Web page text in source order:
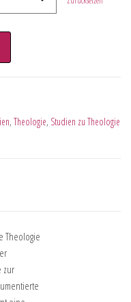
, Theologie, Studien zu Theologie
Theologie
zur